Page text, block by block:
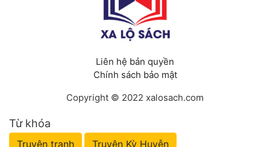
Liên hệ bản quyền
Chính sách bảo mật
Copyright © 2022 xalosach.com
Từ khóa
Truyện tranh Truyện Kỳ Huyễn